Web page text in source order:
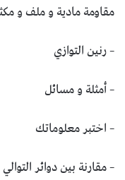
مقاومة مادية و ملف و
– رنين التوازي
– أمثلة و مسائل
– اختبر معلوماتك
– مقارنة بين دوائر